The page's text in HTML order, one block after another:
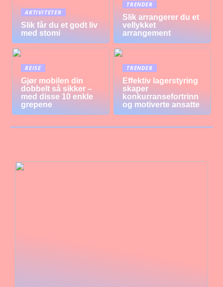
AKTIVITETER
Slik får du et godt liv
med stomi
TRENDER
Slik arrangerer du et
vellykket
arrangement
REISE
Gjør mobilen din
dobbelt så sikker –
med disse 10 enkle
grepene
TRENDER
Effektiv lagerstyring
skaper
konkurransefortrinn
og motiverte ansatte